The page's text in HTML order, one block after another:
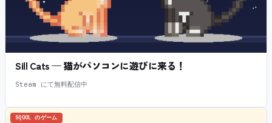
Sill Cats — 猫がパソコンに遊びに来る！
Steam にて無料配信中
SQOOL のゲーム